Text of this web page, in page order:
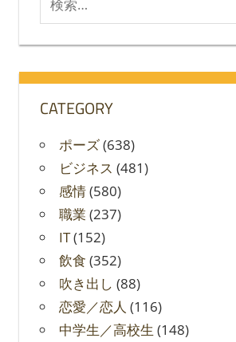
索
対
CATEGORY
ポーズ(638)
ビジネス (481)
感情(580)
職業 (237)
IT(152)
飲食 (352)
吹き出し (88)
恋愛／恋人 (116)
中学生／高校生 (148)